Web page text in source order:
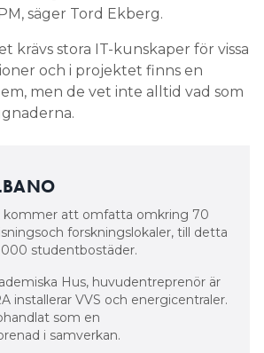
säger Tord Ekberg.
krävs stora IT-kunskaper för vissa
och i projektet finns en
men de vet inte alltid vad som
kommer att omfatta omkring 70
forskningslokaler, till detta
studentbostäder.
Hus, huvudentreprenör är
installerar VVS och energicentraler.
som en
i samverkan.